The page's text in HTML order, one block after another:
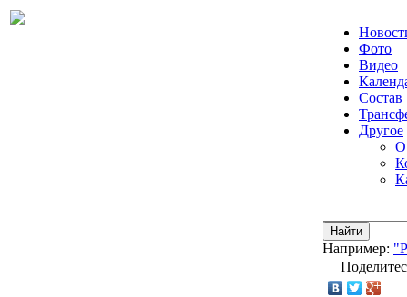
Фото
Видео
Состав
Другое
О
Найти
Например: